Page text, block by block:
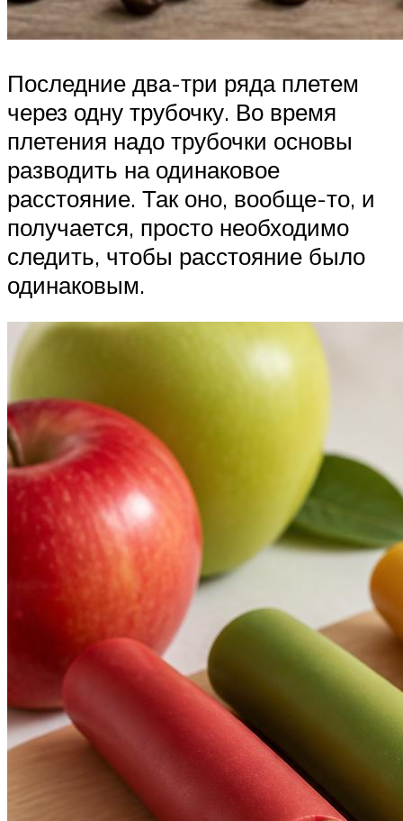
Последние два-три ряда плетем
через одну трубочку. Во время
плетения надо трубочки основы
разводить на одинаковое
расстояние. Так оно, вообще-то, и
получается, просто необходимо
следить, чтобы расстояние было
одинаковым.